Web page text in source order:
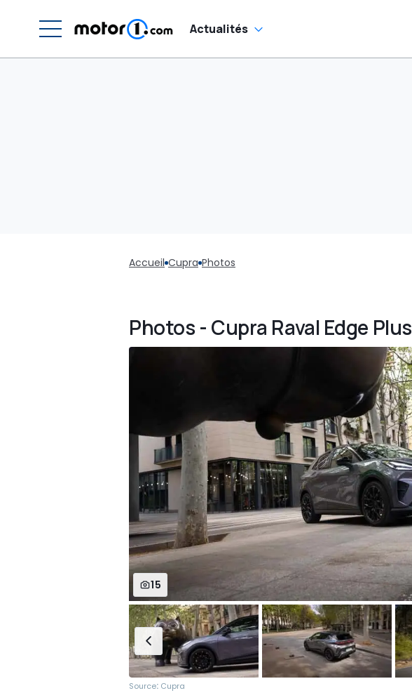
Actualités
Accueil Cupra Photos
Photos - Cupra Raval Edge Plus
15
Source: Cupra